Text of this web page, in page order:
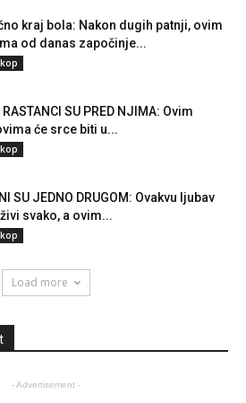
kraj bola: Nakon dugih patnji, ovim
od danas započinje...
RASTANCI SU PRED NJIMA: Ovim
će srce biti u...
SU JEDNO DRUGOM: Ovakvu ljubav
svako, a ovim...
Load more
- Advertisement -